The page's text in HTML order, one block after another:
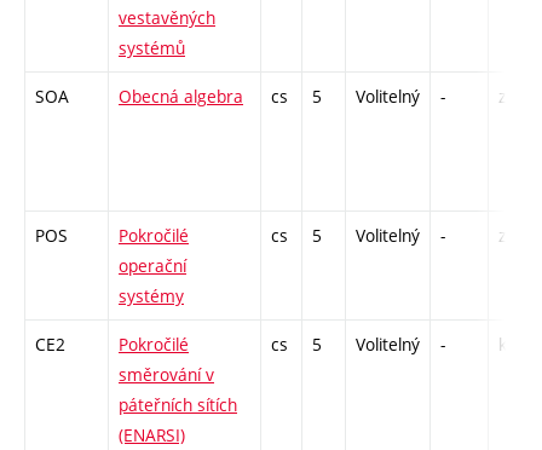
vestavěných
systémů
SOA Obecná algebra cs 5 Volitelný - zá,zk
POS
Pokročilé
operační
systémy
cs 5 Volitelný - zk
CE2
Pokročilé
směrování v
páteřních sítích
(ENARSI)
cs 5 Volitelný - kl